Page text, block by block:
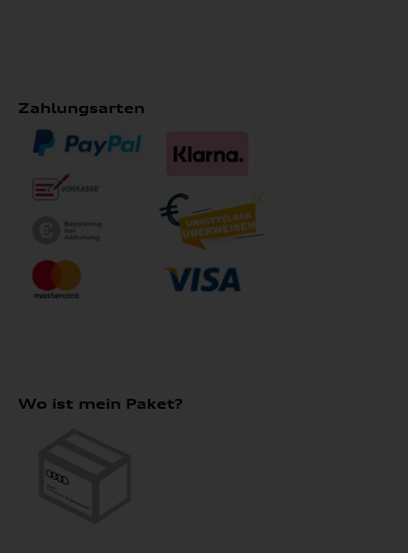
Zahlungsarten
Wo ist mein Paket?